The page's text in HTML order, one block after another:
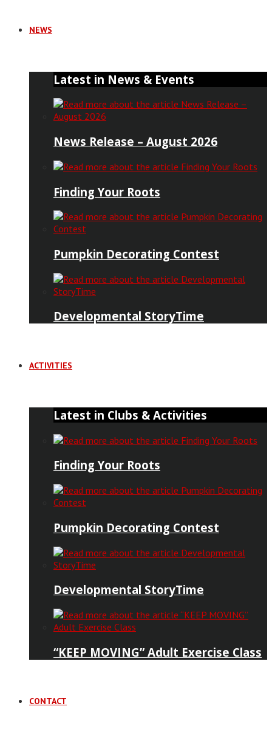
NEWS
Latest in News & Events
News Release – August 2026
Finding Your Roots
Pumpkin Decorating Contest
Developmental StoryTime
ACTIVITIES
Latest in Clubs & Activities
Finding Your Roots
Pumpkin Decorating Contest
Developmental StoryTime
“KEEP MOVING” Adult Exercise Class
CONTACT